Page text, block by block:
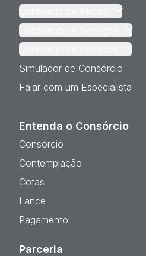
Simulador de Consórcio
Falar com um Especialista
Entenda o Consórcio
Consórcio
Contemplação
Cotas
Lance
Pagamento
Parceria